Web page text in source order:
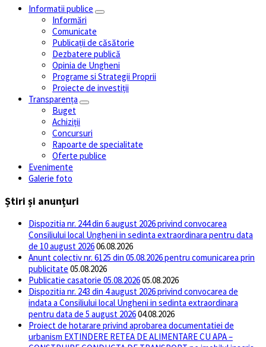
Informatii publice
Informări
Comunicate
Publicații de căsătorie
Dezbatere publică
Opinia de Ungheni
Programe si Strategii Proprii
Proiecte de investiții
Transparența
Buget
Achiziții
Concursuri
Rapoarte de specialitate
Oferte publice
Evenimente
Galerie foto
Știri și anunțuri
Dispozitia nr. 244 din 6 august 2026 privind convocarea
Consiliului local Ungheni in sedinta extraordinara pentru data
de 10 august 202606.08.2026
Anunt colectiv nr. 6125 din 05.08.2026 pentru comunicarea prin
publicitate 05.08.2026
Publicatie casatorie 05.08.202605.08.2026
Dispozitia nr. 243 din 4 august 2026 privind convocarea de
indata a Consiliului local Ungheni in sedinta extraordinara
pentru data de 5 august 202604.08.2026
Proiect de hotarare privind aprobarea documentatiei de
urbanism EXTINDERE RETEA DE ALIMENTARE CU APA –